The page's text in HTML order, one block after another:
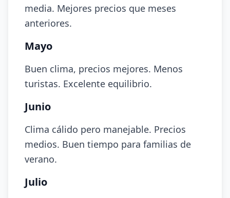
media. Mejores precios que meses
anteriores.
Mayo
Buen clima, precios mejores. Menos
turistas. Excelente equilibrio.
Junio
Clima cálido pero manejable. Precios
medios. Buen tiempo para familias de
verano.
Julio